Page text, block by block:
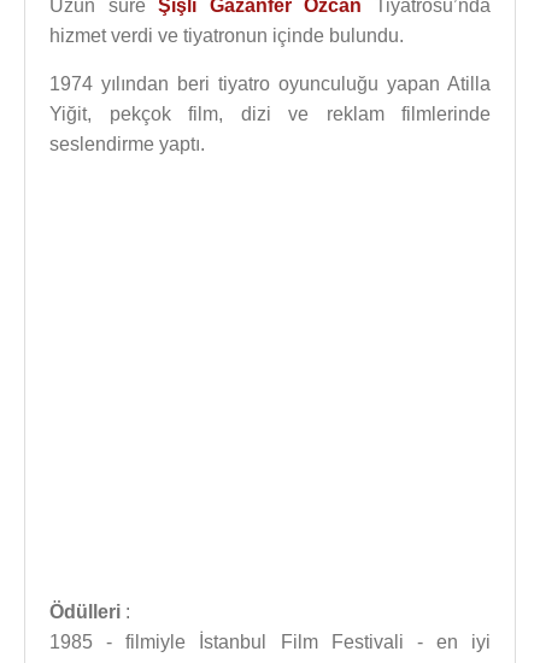
Uzun süreŞişli Gazanfer Özcan Tiyatrosu’nda
hizmet verdi ve tiyatronun içinde bulundu.
1974 yılından beri tiyatro oyunculuğu yapan Atilla
Yiğit, pekçok film, dizi ve reklam filmlerinde
seslendirme yaptı.
Ödülleri :
1985 - filmiyle İstanbul Film Festivali - en iyi